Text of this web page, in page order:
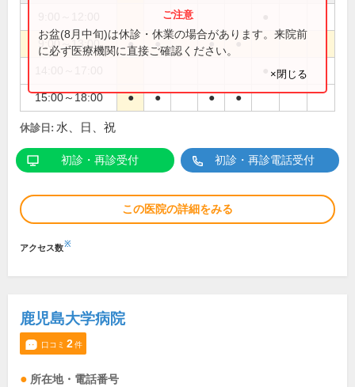
9:00～13:00 ● ● ● ●
15:00～18:00 ● ● ● ●
お盆(8月中旬)は休診・休業の場合があります。来院前
に必ず医療機関に直接ご確認ください。
×閉じる
休診日: 水、日、祝
初診・再診受付 初診・再診電話受付
この医院の詳細をみる
アクセス数※
鹿児島大学病院
口コミ 2件
所在地・電話番号